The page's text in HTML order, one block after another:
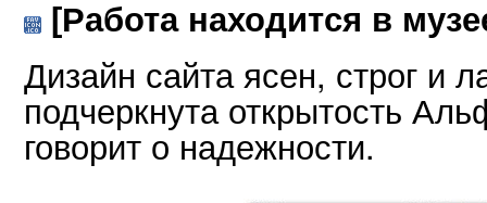
[Работа находится в
Дизайн сайта ясен, строг и
подчеркнута открытость
говорит о надежности.